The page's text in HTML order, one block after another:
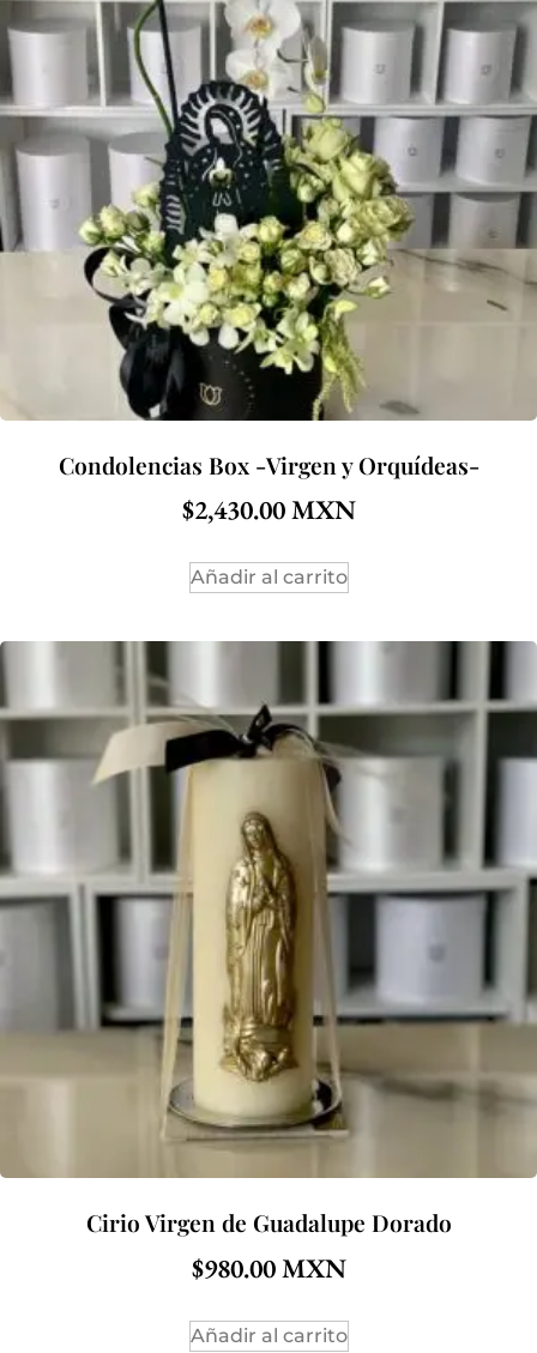
Condolencias Box -Virgen y Orquídeas-
$2,430.00
Añadir al carrito
Cirio Virgen de Guadalupe Dorado
$980.00
Añadir al carrito